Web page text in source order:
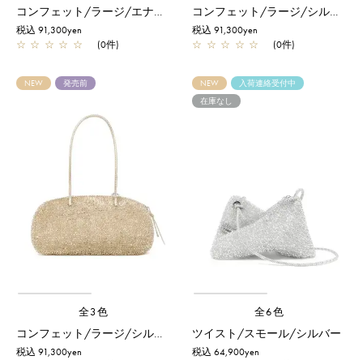
コンフェット/ラージ/エナメルブラック
税込 91,300yen
☆ ☆ ☆ ☆ ☆ (0件)
コンフェット/ラージ/シルバー
税込 91,300yen
☆ ☆ ☆ ☆ ☆ (0件)
NEW 発売前
全3色
コンフェット/ラージ/シルバーゴールド
税込 91,300yen
NEW
入荷連絡受付中
在庫なし
全6色
ツイスト/スモール/シルバー
税込 64,900yen